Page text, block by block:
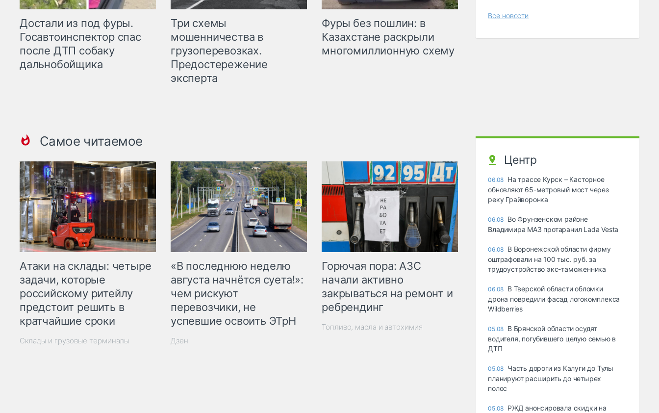
Достали из под фуры.
Госавтоинспектор спас
после ДТП собаку
дальнобойщика
Три схемы
мошенничества в
грузоперевозках.
Предостережение
эксперта
Фуры без пошлин: в
Казахстане раскрыли
многомиллионную схему
Самое читаемое
Атаки на склады: четыре
задачи, которые
российскому ритейлу
предстоит решить в
кратчайшие сроки
Склады и грузовые терминалы
«В последнюю неделю
августа начнётся суета!»:
чем рискуют
перевозчики, не
успевшие освоить ЭТрН
Дзен
Горючая пора: АЗС
начали активно
закрываться на ремонт и
ребрендинг
Топливо, масла и автохимия
Все новости
Центр
06.08 На трассе Курск – Касторное
обновляют 65-метровый мост через
реку Грайворонка
06.08 Во Фрунзенском районе
Владимира МАЗ протаранил Lada Vesta
06.08 В Воронежской области фирму
оштрафовали на 100 тыс. руб. за
трудоустройство экс-таможенника
06.08 В Тверской области обломки
дрона повредили фасад логокомплекса
Wildberries
05.08 В Брянской области осудят
водителя, погубившего целую семью в
ДТП
05.08 Часть дороги из Калуги до Тулы
планируют расширить до четырех
полос
05.08 РЖД анонсировала скидки на